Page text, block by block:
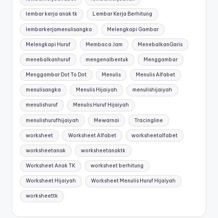
u
b
el
aj
a
r
m
e
n
ul
is
a
n
a
lembar kerja anak tk Lembar Kerja Berhitung
lembarkerjamenulisangka Melengkapi Gambar
Melengkapi Huruf Membaca Jam MenebalkanGaris
menebalkanhuruf mengenalbentuk Menggambar
Menggambar Dot To Dot Menulis Menulis Alfabet
menulisangka Menulis Hijaiyah menulishijaiyah
menulishuruf Menulis Huruf Hijaiyah
menulishurufhijaiyah Mewarnai Tracingline
worksheet Worksheet Alfabet worksheetalfabet
worksheetanak worksheetanaktk
Worksheet Anak TK worksheet berhitung
Worksheet Hijaiyah Worksheet Menulis Huruf Hijaiyah
worksheettk